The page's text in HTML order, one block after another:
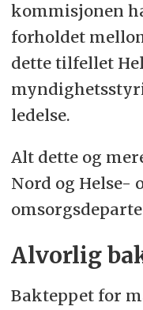
kommisjonen
forholdet
dette tilfellet
ledelse.
Alt dette og
Nord og Helse-
Alvorlig
Bakteppet for